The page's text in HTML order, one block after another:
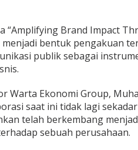
“Amplifying Brand Impact
bentuk pengakuan
publik sebagai
Warta Ekonomi Group,
saat ini tidak lagi
telah berkembang
sebuah perusahaan.